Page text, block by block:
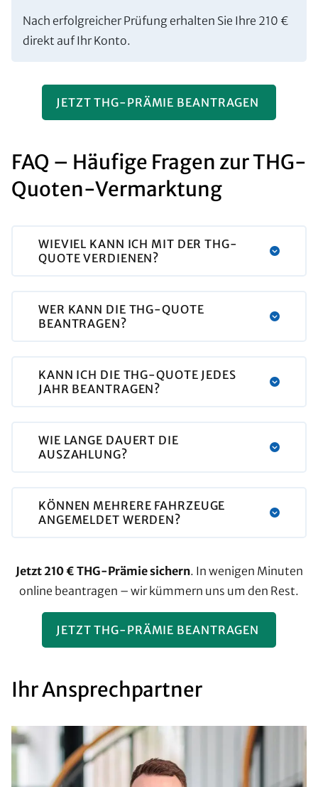
Nach erfolgreicher Prüfung erhalten Sie Ihre 210 €
direkt auf Ihr Konto.
JETZT THG-PRÄMIE BEANTRAGEN
FAQ – Häufige Fragen zur THG-
Quoten-Vermarktung
WIEVIEL KANN ICH MIT DER THG-
QUOTE VERDIENEN?
WER KANN DIE THG-QUOTE
BEANTRAGEN?
KANN ICH DIE THG-QUOTE JEDES
JAHR BEANTRAGEN?
WIE LANGE DAUERT DIE
AUSZAHLUNG?
KÖNNEN MEHRERE FAHRZEUGE
ANGEMELDET WERDEN?
Jetzt 210 € THG-Prämie sichern. In wenigen Minuten
online beantragen – wir kümmern uns um den Rest.
JETZT THG-PRÄMIE BEANTRAGEN
Ihr Ansprechpartner